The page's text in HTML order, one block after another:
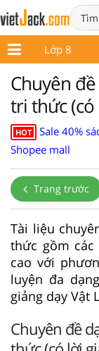
7 Lớp 8
Chuyên
tri thức (có
HOT
Sale 40%
Shopee mall
Trang trước
Tài liệu
thức gồm
cao với
luyện đa
giảng dạy Vật
Chuyên đề